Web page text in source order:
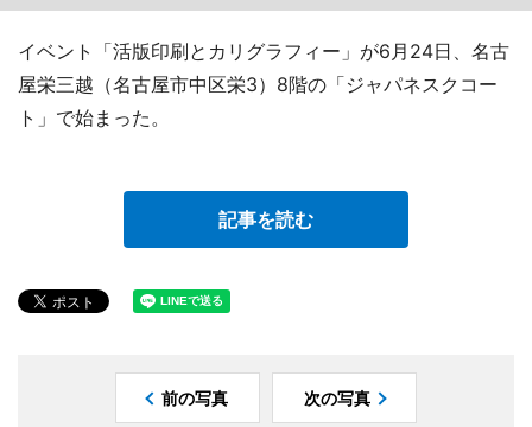
イベント「活版印刷とカリグラフィー」が6月24日、名古
屋栄三越（名古屋市中区栄3）8階の「ジャパネスクコー
ト」で始まった。
記事を読む
前の写真 次の写真